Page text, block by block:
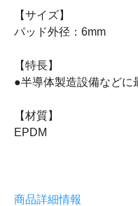
【サイズ】
パッド外径：6mm
【特長】
●半導体製造設備などに
【材質】
EPDM
商品詳細情報